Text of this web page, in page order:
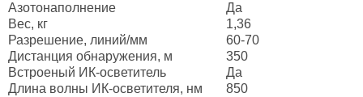
Азотонаполнение
Да
Вес, кг
1,36
Разрешение, линий/мм
60-70
Дистанция обнаружения, м
350
Встроеный ИК-осветитель
Да
Длина волны ИК-осветителя, нм
850